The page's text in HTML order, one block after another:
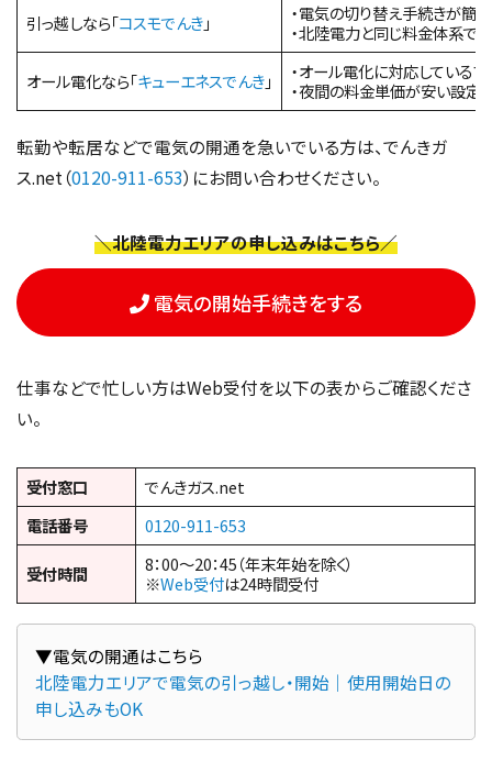
引っ越しなら「コスモでんき」
・電気の切り替え手続きが簡単
・北陸電力と同じ料金体系で
オール電化なら「キューエネスでんき」
・オール電化に対応している
・夜間の料金単価が安い設定
転勤や転居などで電気の開通を急いでいる方は、でんきガ
ス.net（0120-911-653）にお問い合わせください。
＼北陸電力エリアの申し込みはこちら／
電気の開始手続きをする
仕事などで忙しい方はWeb受付を以下の表からご確認くださ
い。
受付窓口
でんきガス.net
電話番号
0120-911-653
受付時間
8：00～20：45（年末年始を除く）
※Web受付は24時間受付
北陸電力エリアで電気の引っ越し・開始｜使用開始日の
申し込みもOK